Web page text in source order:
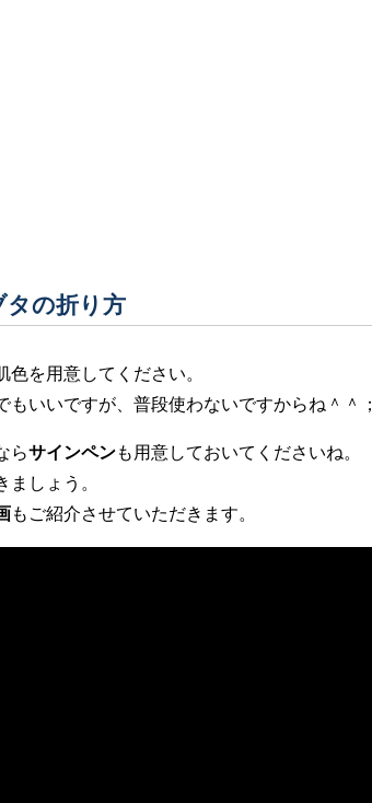
タの折り方
色を用意してください。
もいいですが、普段使わないですからね＾＾；
らサインペンも用意しておいてくださいね。
ましょう。
もご紹介させていただきます。